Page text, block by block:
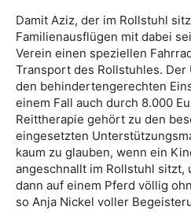
Damit Aziz, der im Rollstuhl
Familienausflügen mit dabei
Verein einen speziellen
Transport des Rollstuhles. Der
den behindertengerechten
einem Fall auch durch 8.000
Reittherapie gehört zu den
eingesetzten
kaum zu glauben, wenn ein
angeschnallt im Rollstuhl sitzt,
dann auf einem Pferd völlig
so Anja Nickel voller